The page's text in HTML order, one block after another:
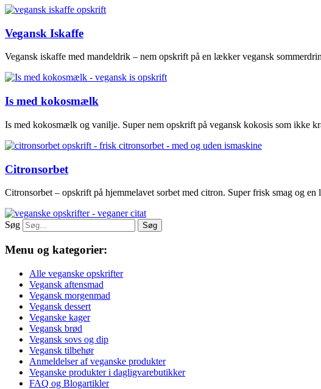
Vegansk Iskaffe
Vegansk iskaffe med mandeldrik – nem opskrift på en lækker vegansk
Is med kokosmælk
Is med kokosmælk og vanilje. Super nem opskrift på vegansk kokosis som ikke
Citronsorbet
Citronsorbet – opskrift på hjemmelavet sorbet med citron. Super frisk smag og
Søg Søg
Menu og kategorier:
Alle veganske opskrifter
Vegansk aftensmad
Vegansk morgenmad
Vegansk dessert
Veganske kager
Vegansk brød
Vegansk sovs og dip
Vegansk tilbehør
Anmeldelser af veganske produkter
Veganske produkter i dagligvarebutikker
FAQ og Blogartikler